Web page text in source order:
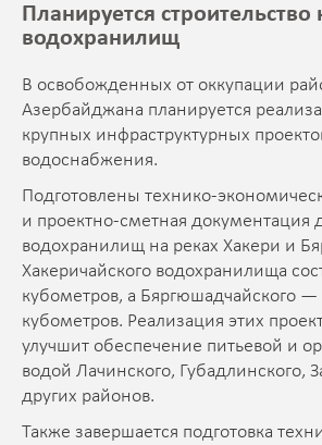
Планируется
водохранилищ
В освобожденных от оккупации
Азербайджана планируется
крупных инфраструктурных
водоснабжения.
Подготовлены технико-
и проектно-сметная документация
водохранилищ на реках Хакери и
Хакеричайского водохранилища
кубометров, а Бяргюшадчайского
кубометров. Реализация этих
улучшит обеспечение питьевой и
водой Лачинского, Губадлинского,
других районов.
Также завершается подготовка